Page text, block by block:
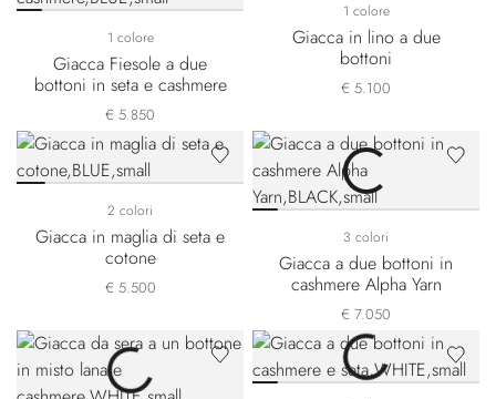
1 colore
Giacca Fiesole a due
bottoni in seta e cashmere
€ 5.850
1 colore
Giacca in lino a due
bottoni
€ 5.100
2 colori
Giacca in maglia di seta e
cotone
€ 5.500
3 colori
Giacca a due bottoni in
cashmere Alpha Yarn
€ 7.050